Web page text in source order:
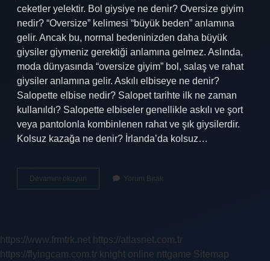
ceketler yelektir. Bol giysiye ne denir? Oversize giyim
nedir? “Oversize” kelimesi “büyük beden” anlamına
gelir. Ancak bu, normal bedeninizden daha büyük
giysiler giymeniz gerektiği anlamına gelmez. Aslında,
moda dünyasında “oversize giyim” bol, salaş ve rahat
giysiler anlamına gelir. Askılı elbiseye ne denir?
Salopette elbise nedir? Salopet tarihte ilk ne zaman
kullanıldı? Salopette elbiseler genellikle askılı ve şort
veya pantolonla kombinlenen rahat ve şık giysilerdir.
Kolsuz kazağa ne denir? İrlanda’da kolsuz…
Devamını okuyun
Elbiseye
Yorum Bırak
https://www.frmtrk.net https://atlasnet.com.tr
https://flyingcam.com.tr knight online nttgame Sitemap